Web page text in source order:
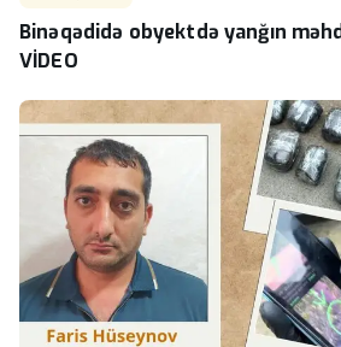
Binəqədidə obyektdə yanğın
VİDEO